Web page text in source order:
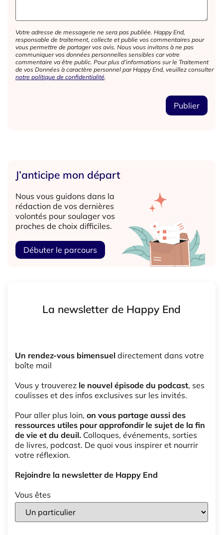
Votre adresse de messagerie ne sera pas publiée. Happy End,
responsable de traitement, collecte et publie vos commentaires pour
vous permettre de partager vos avis. Nous vous invitons à ne pas
communiquer vos données personnelles sensibles car votre
commentaire va être public. Pour plus d’informations sur le Traitement
de vos Données à caractère personnel par Happy End, veuillez consulter
notre politique de confidentialité.
J’anticipe mon départ
Nous vous guidons dans la
rédaction de vos dernières
volontés pour soulager vos
proches de choix difficiles.
Débuter le parcours
La newsletter de Happy End
Un rendez-vous bimensuel directement dans votre
boîte mail
Vous y trouverez le nouvel épisode du podcast, ses
coulisses et des infos exclusives sur les invités.
Pour aller plus loin, on vous partage aussi des
ressources utiles pour approfondir le sujet de la fin
de vie et du deuil. Colloques, événements, sorties
de livres, podcast. De quoi vous inspirer et nourrir
votre réflexion.
Rejoindre la newsletter de Happy End
Vous êtes